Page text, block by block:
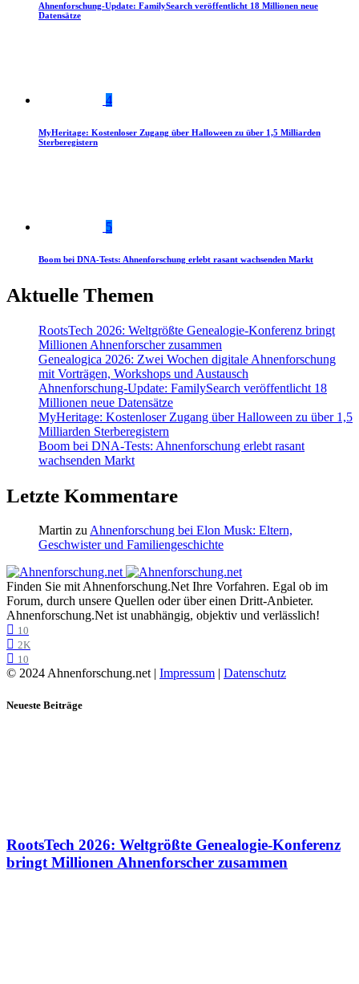
Ahnenforschung-Update: FamilySearch veröffentlicht 18 Millionen neue
Datensätze
4
MyHeritage: Kostenloser Zugang über Halloween zu über 1,5 Milliarden
Sterberegistern
5
Boom bei DNA-Tests: Ahnenforschung erlebt rasant wachsenden Markt
Aktuelle Themen
RootsTech 2026: Weltgrößte Genealogie-Konferenz bringt
Millionen Ahnenforscher zusammen
Genealogica 2026: Zwei Wochen digitale Ahnenforschung
mit Vorträgen, Workshops und Austausch
Ahnenforschung-Update: FamilySearch veröffentlicht 18
Millionen neue Datensätze
MyHeritage: Kostenloser Zugang über Halloween zu über 1,5
Milliarden Sterberegistern
Boom bei DNA-Tests: Ahnenforschung erlebt rasant
wachsenden Markt
Letzte Kommentare
Martin zuAhnenforschung bei Elon Musk: Eltern,
Geschwister und Familiengeschichte
Finden Sie mit Ahnenforschung.Net Ihre Vorfahren. Egal ob im
Forum, durch unsere Quellen oder über einen Dritt-Anbieter.
Ahnenforschung.Net ist unabhängig, objektiv und verlässlich!
10
2K
10
© 2024 Ahnenforschung.net | Impressum Datenschutz
Neueste Beiträge
RootsTech 2026: Weltgrößte Genealogie-Konferenz
bringt Millionen Ahnenforscher zusammen